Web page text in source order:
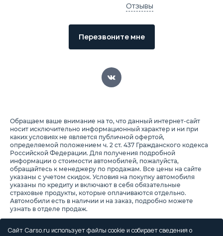
Отзывы
Перезвоните мне
Обращаем ваше внимание на то, что данный интернет-сайт
носит исключительно информационный характер и ни при
каких условиях не является публичной офертой,
определяемой положением ч. 2 ст. 437 Гражданского кодекса
Российской Федерации. Для получения подробной
информации о стоимости автомобилей, пожалуйста,
обращайтесь к менеджеру по продажам. Все цены на сайте
указаны с учетом скидок. Условия на покупку автомобиля
указаны по кредиту и включают в себя обязательные
страховые продукты, которые оплачиваются отдельно.
Автомобили есть в наличии и на заказ, подробно можете
узнать в отделе продаж.
Предоставляя свои персональные данные и используя
настоящий веб-сайт, Вы соглашаетесь с обработкой Ваших
Сайт Carso.ru использует файлы cookie и собирает сведения о